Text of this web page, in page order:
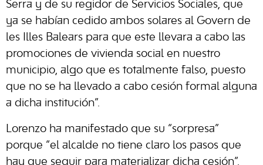
Serra y de su regidor de Servicios Sociales, que
ya se habían cedido ambos solares al Govern de
les Illes Balears para que este llevara a cabo las
promociones de vivienda social en nuestro
municipio, algo que es totalmente falso, puesto
que no se ha llevado a cabo cesión formal alguna
a dicha institución”.
Lorenzo ha manifestado que su “sorpresa”
porque “el alcalde no tiene claro los pasos que
hay que seguir para materializar dicha cesión”.